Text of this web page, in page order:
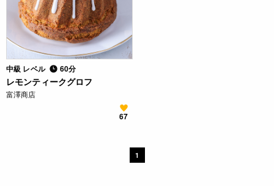
中級 レベル 60分
レモンティークグロフ
富澤商店
67
1